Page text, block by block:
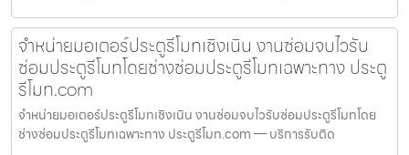
จำหน่ายมอเตอร์ประตูรีโมทเชิงเนิน งานซ่อมจบไวรับ
ซ่อมประตูรีโมทโดยช่างซ่อมประตูรีโมทเฉพาะทาง ประตู
รีโมท.com
จำหน่ายมอเตอร์ประตูรีโมทเชิงเนิน งานซ่อมจบไวรับซ่อมประตูรีโมทโดย
ช่างซ่อมประตูรีโมทเฉพาะทาง ประตูรีโมท.com — บริการรับติด